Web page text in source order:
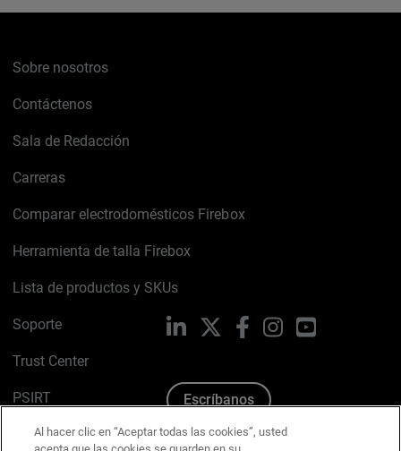
Sobre nosotros
Contáctenos
Sala de Redacción
Carreras
Comparar electrodomésticos Firebox
Herramienta de talla Firebox
Lista de productos y SKUs
Soporte
Trust Center
PSIRT
Política de cookies
LinkedIn FacebookInstagramYouTube
Escríbanos
Al hacer clic en “Aceptar todas las cookies”, usted